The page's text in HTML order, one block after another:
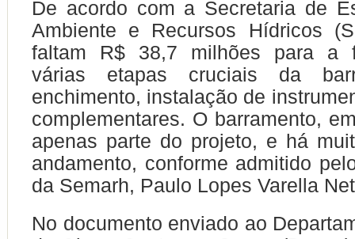
De acordo com a Secretaria de
Ambiente e Recursos Hídricos
faltam R$ 38,7 milhões para a
várias etapas cruciais da
enchimento, instalação de
complementares. O barramento,
apenas parte do projeto, e há
andamento, conforme admitido
da Semarh, Paulo Lopes Varella
No documento enviado ao